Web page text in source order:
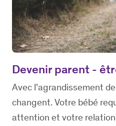
Devenir parent -
Avec l'agrandissement
changent. Votre bébé
attention et votre